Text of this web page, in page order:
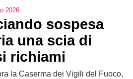
2026
sospesa
una scia di
richiami
la Caserma dei Vigili del Fuoco,